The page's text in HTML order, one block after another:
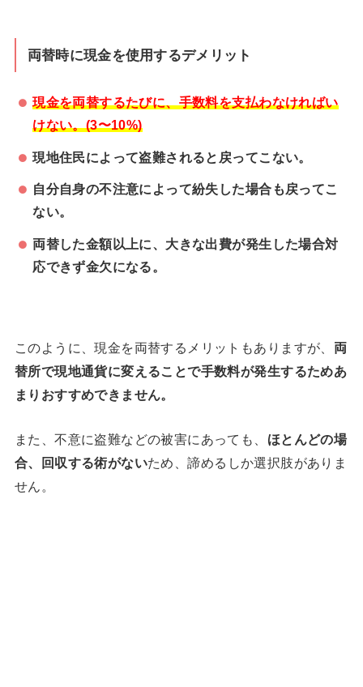
両替時に現金を使用するデメリット
現金を両替するたびに、手数料を支払わなければい
けない。(3〜10%)
現地住民によって盗難されると戻ってこない。
自分自身の不注意によって紛失した場合も戻ってこ
ない。
両替した金額以上に、大きな出費が発生した場合対
応できず金欠になる。
このように、現金を両替するメリットもありますが、 両
替所で現地通貨に変えることで手数料が発生するためあ
まりおすすめできません。
また、不意に盗難などの被害にあっても、 ほとんどの場
合、回収する術がないため、諦めるしか選択肢がありま
せん。